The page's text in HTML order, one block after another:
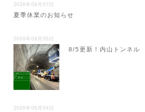
2026年08月07日
夏季休業のお知らせ
2026年08月05日
8/5更新！内山トンネル
2026年08月04日